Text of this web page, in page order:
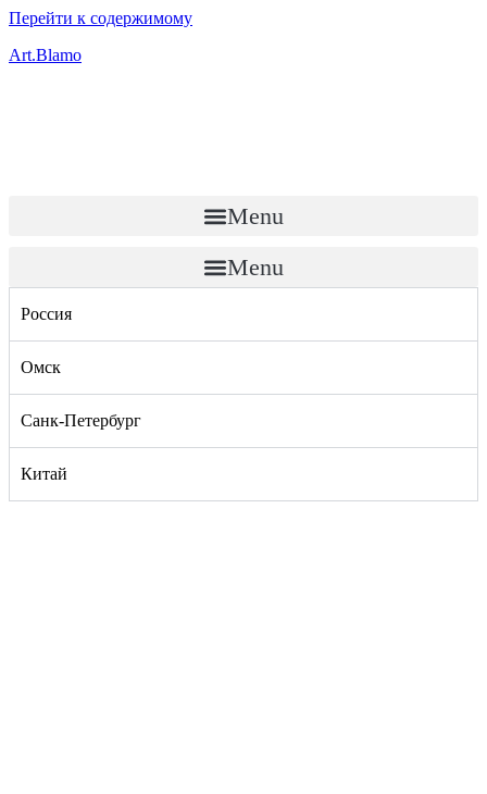
Перейти к содержимому
Art.Blamo
Menu
Menu
Россия
Омск
Санк-Петербург
Китай